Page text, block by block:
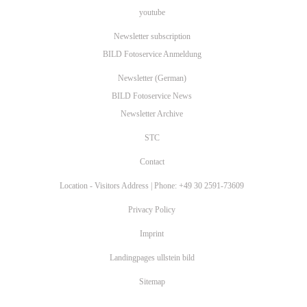
youtube
Newsletter subscription
BILD Fotoservice Anmeldung
Newsletter (German)
BILD Fotoservice News
Newsletter Archive
STC
Contact
Location - Visitors Address | Phone: +49 30 2591-73609
Privacy Policy
Imprint
Landingpages ullstein bild
Sitemap